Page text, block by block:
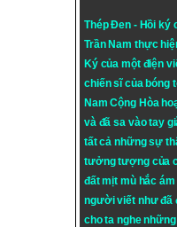
Thép Đen - Hồi ký
Trần Nam thực
Ký của một điện
chiến sĩ của bóng
Nam Cộng Hòa
và đã sa vào tay
tất cả những sự
tưởng tượng của
đất mịt mù hắc
người viết như đã
cho ta nghe